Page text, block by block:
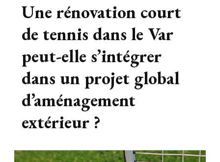
Une rénovation court
de tennis dans le Var
peut-elle s’intégrer
dans un projet global
d’aménagement
extérieur ?